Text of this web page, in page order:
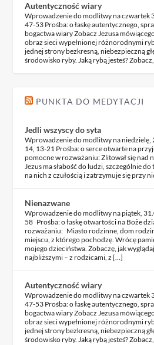
Autentyczność wiary
Wprowadzenie do modlitwy na czwartek
47-53 Prośba: o łaskę autentycznego,
bogactwa wiary Zobacz Jezusa
obraz sieci wypełnionej różnorodnymi
jednej strony bezkresną, niebezpieczną
środowisko ryby. Jaką rybą jesteś?
PUNKTA DO MEDYTACJI
Jedli wszyscy do syta
Wprowadzenie do modlitwy na niedzielę,
14, 13-21 Prośba: o serce otwarte na
pomocne w rozważaniu: Zlitował się nad
Jezus ma słabość do ludzi, szczególnie
na nich z czułością i zatrzymuje się przy
Nienazwane
Wprowadzenie do modlitwy na piątek,
58 Prośba: o łaskę otwartości na Boże
rozważaniu: Miasto rodzinne, dom
miejscu, z którego pochodzę. Wrócę
mojego dzieciństwa. Zobaczę, jak
najbliższymi – z rodzicami, z […]
Autentyczność wiary
Wprowadzenie do modlitwy na czwartek
47-53 Prośba: o łaskę autentycznego,
bogactwa wiary Zobacz Jezusa
obraz sieci wypełnionej różnorodnymi
jednej strony bezkresną, niebezpieczną
środowisko ryby. Jaką rybą jesteś?